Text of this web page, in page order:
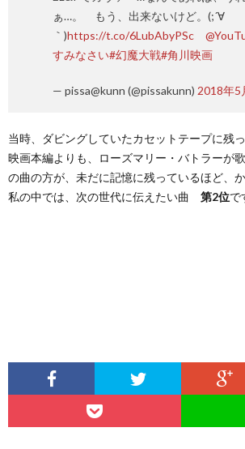
ぁ…。 もう、出来ないけど。(;´∀
｀)https://t.co/6LubAbyPSc
すみなさい#幻魔大戦#角川映画
— pissa@kunn (@pissakunn) 2018年5
当時、ダビングしていたカセットテープに残っ
映画本編よりも、ローズマリー・バトラーが
の曲の方が、未だに記憶に残っているほど、か
私の中では、次の世代に伝えたい曲 第2位で